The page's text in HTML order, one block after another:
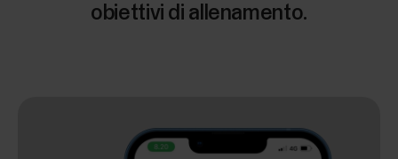
obiettivi di allenamento.